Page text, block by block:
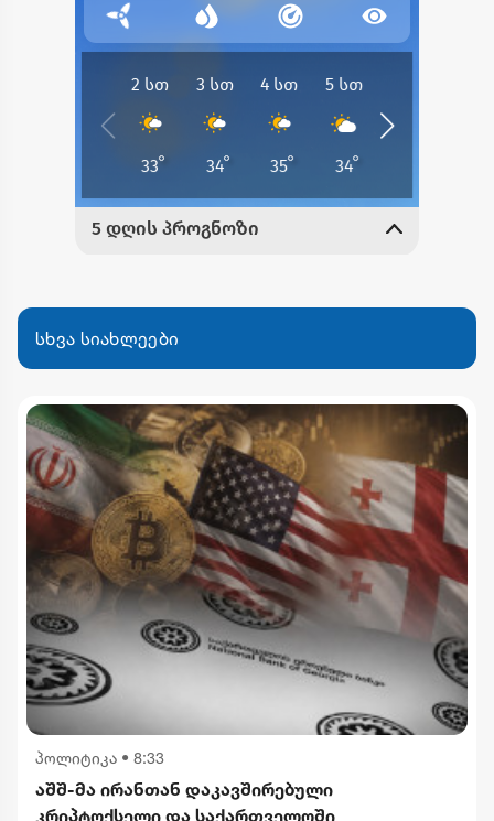
სხვა სიახლეები
პოლიტიკა • 8:33
აშშ-მა ირანთან დაკავშირებული
კრიპტოქსელი და საქართველოში